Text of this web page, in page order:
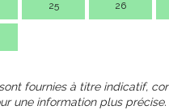
25 26
fournies à titre indicatif,
une information plus